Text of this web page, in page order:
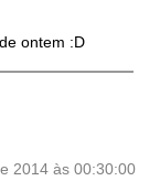
ontem :D
2014 às 00:30:00